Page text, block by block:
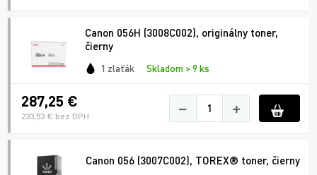
Canon 056H (3008C002), originálny toner,
čierny
1 zlaťák Skladom > 9 ks
287,25 €
233,53 € bez DPH − +
Canon 056 (3007C002), TOREX® toner, čierny